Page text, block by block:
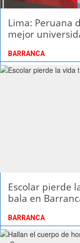
Lima: Peruana
mejor
BARRANCA
Escolar pierde
bala en
BARRANCA